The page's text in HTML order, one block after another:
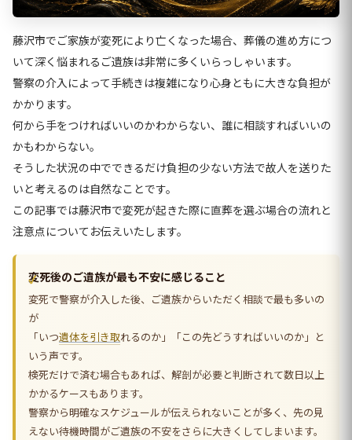
藤沢市でご家族が変死により亡くなった場合、葬儀の進め方につ
いて深く悩まれるご遺族は非常に多くいらっしゃいます。
警察の介入によって手続きは複雑になり心身ともに大きな負担が
かかります。
何から手をつければいいのかわからない、誰に相談すればいいの
かもわからない。
そうした状況の中でできるだけ負担の少ない方法で故人を送りた
いと考えるのは自然なことです。
この記事では藤沢市で変死が起きた際に直葬を選ぶ場合の流れと
注意点についてお伝えいたします。
変死後のご遺族が最も不安に感じること
変死で警察が介入した後、ご遺族からいただく相談で最も多いの
が
「いつ遺体を引き取れるのか」「この先どうすればいいのか」と
いう声です。
検死だけで済む場合もあれば、解剖が必要と判断されて数日以上
かかるケースもあります。
警察から明確なスケジュールが伝えられないことが多く、先の見
えない待機時間がご遺族の不安をさらに大きくしてしまいます。